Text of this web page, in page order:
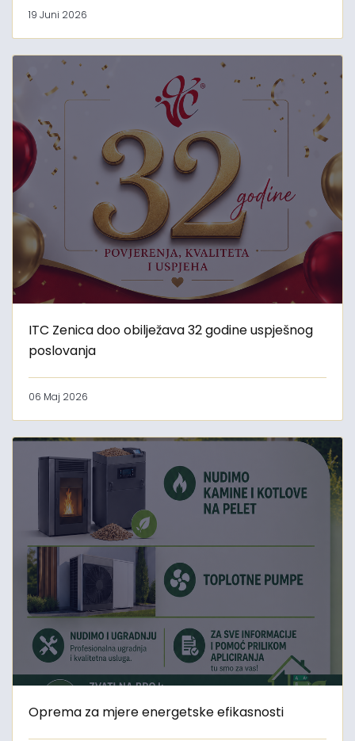
19 Juni 2026
ITC Zenica doo obilježava 32 godine uspješnog
poslovanja
06 Maj 2026
Oprema za mjere energetske efikasnosti